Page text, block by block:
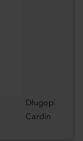
Długopis
Cardin